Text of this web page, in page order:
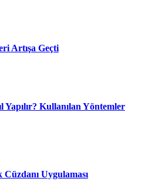
Artışa Geçti
Yapılır? Kullanılan Yöntemler
Uygulaması